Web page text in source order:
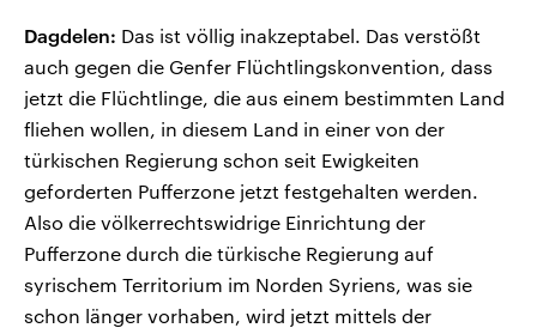
Dagdelen: Das ist völlig inakzeptabel. Das verstößt
auch gegen die Genfer Flüchtlingskonvention, dass
jetzt die Flüchtlinge, die aus einem bestimmten Land
fliehen wollen, in diesem Land in einer von der
türkischen Regierung schon seit Ewigkeiten
geforderten Pufferzone jetzt festgehalten werden.
Also die völkerrechtswidrige Einrichtung der
Pufferzone durch die türkische Regierung auf
syrischem Territorium im Norden Syriens, was sie
schon länger vorhaben, wird jetzt mittels der